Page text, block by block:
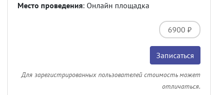
Место проведения: Онлайн площадка
6900 ₽
Записаться
Для зарегистрированных пользователей стоимость может
отличаться.